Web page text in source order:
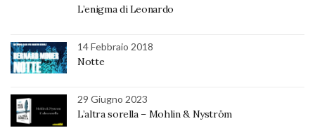
L’enigma di Leonardo
14 Febbraio 2018
Notte
29 Giugno 2023
L’altra sorella – Mohlin & Nyström